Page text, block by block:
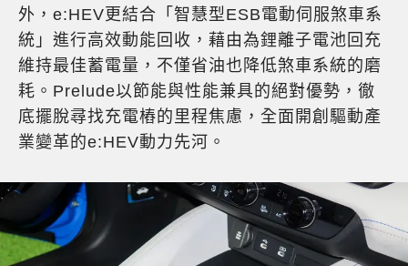
外，e:HEV更結合「智慧型ESB電動伺服煞車系
統」進行高效動能回收，藉由為鋰離子電池回充
維持最佳蓄電量，不僅省油也降低煞車系統的磨
耗。Prelude以節能與性能兼具的絕對優勢，徹
底擺脫尋找充電樁的里程焦慮，全面開創驅動產
業變革的e:HEV動力先河。